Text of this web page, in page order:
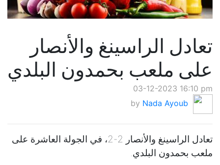
تعادل الراسينغ والأنصار
على ملعب بحمدون البلدي
03-12-2023 16:10 pm
by Nada Ayoub
تعادل الراسينغ والأنصار 2-2، في الجولة العاشرة على
ملعب بحمدون البلدي.